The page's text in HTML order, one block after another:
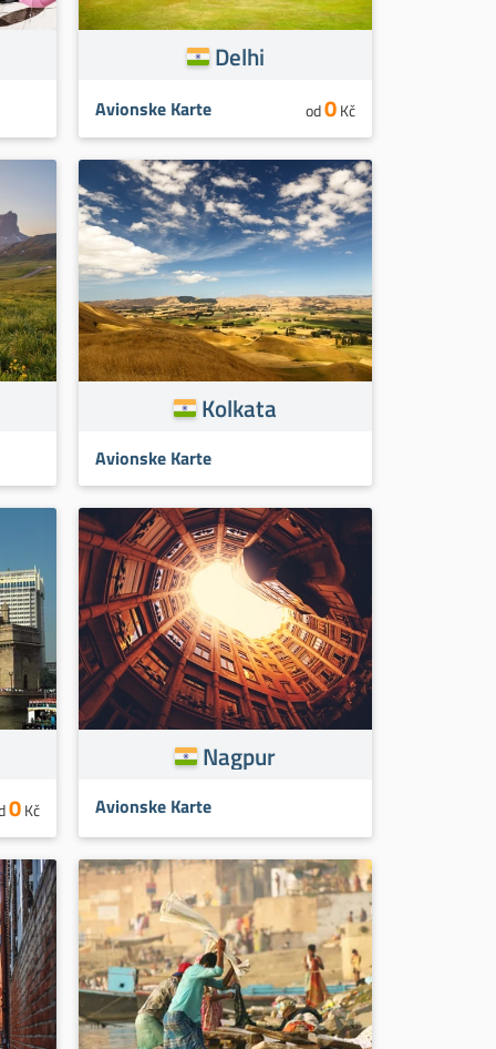
Delhi
Avionske Karte od0Kč
Kolkata
Avionske Karte
0Kč
Nagpur
Avionske Karte